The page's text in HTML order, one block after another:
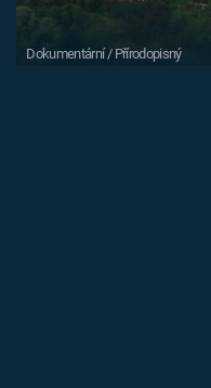
Dokumentární / Přírodopisný